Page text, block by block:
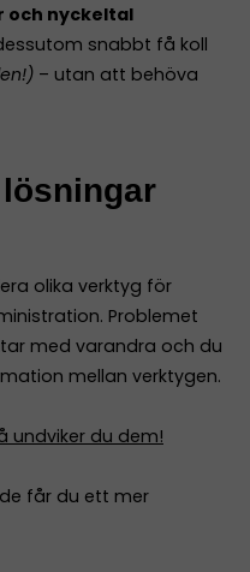
och nyckeltal
snabbt få koll
– utan att behöva
olika verktyg för
Problemet
med varandra och du
mellan verktygen.
undviker du dem!
får du ett mer